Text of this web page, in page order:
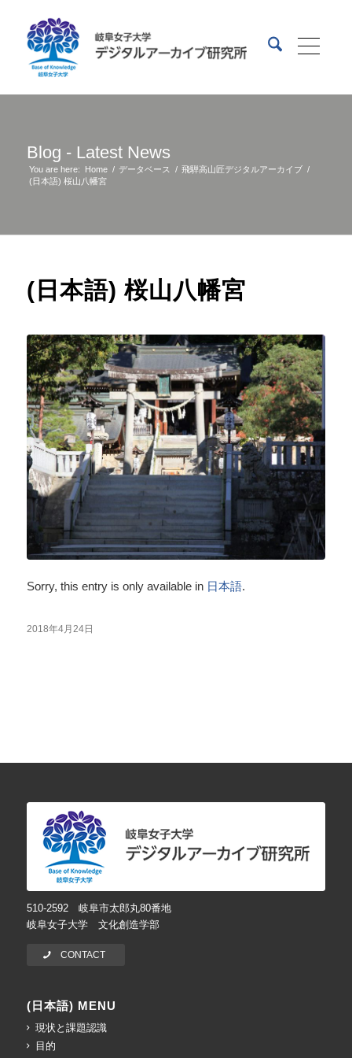
Blog - Latest News
You are here: Home / データベース / 飛騨高山匠デジタルアーカイブ /
(日本語) 桜山八幡宮
(日本語) 桜山八幡宮
Sorry, this entry is only available in 日本語.
2018年4月24日
510-2592 岐阜市太郎丸80番地
岐阜女子大学 文化創造学部
CONTACT
(日本語) MENU
現状と課題認識
目的